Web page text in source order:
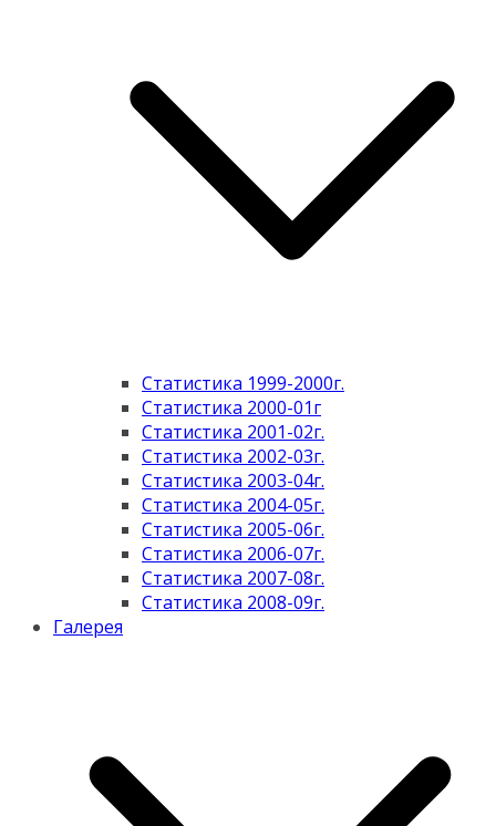
Статистика 1999-2000г.
Статистика 2000-01г
Статистика 2001-02г.
Статистика 2002-03г.
Статистика 2003-04г.
Статистика 2004-05г.
Статистика 2005-06г.
Статистика 2006-07г.
Статистика 2007-08г.
Статистика 2008-09г.
Галерея